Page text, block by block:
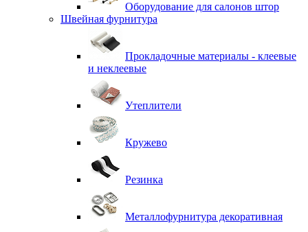
Оборудование для салонов штор
Швейная фурнитура
Прокладочные материалы - клеевые
и неклеевые
Утеплители
Кружево
Резинка
Металлофурнитура декоративная